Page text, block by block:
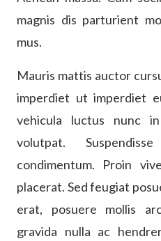
magnis dis parturient
mus.
Mauris mattis auctor
imperdiet ut imperdiet
vehicula luctus nunc
volutpat.
condimentum. Proin
placerat. Sed feugiat
erat, posuere mollis
gravida nulla ac